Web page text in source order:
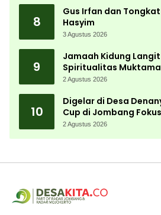
8
Gus Irfan dan
Hasyim
3 Agustus 2026
9
Jamaah Kidung
Spiritualitas
2 Agustus 2026
10
Digelar di Desa
Cup di Jombang
Menembak Berprestasi
2 Agustus 2026